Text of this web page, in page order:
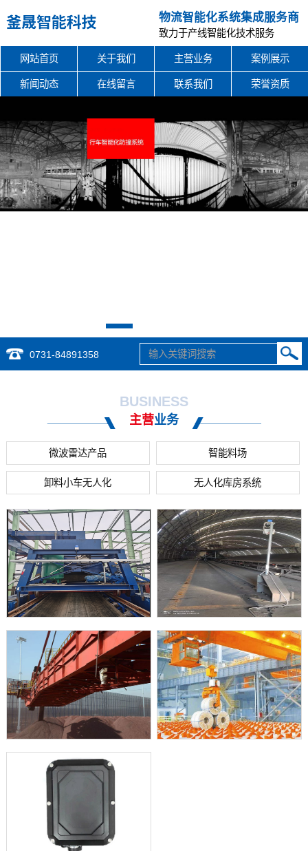
物流智能化系统集成服务商
致力于产线智能化技术服务
网站首页 关于我们 主营业务 案例展示
新闻动态 在线留言 联系我们 荣誉资质
0731-84891358
BUSINESS
主营业务
微波雷达产品 智能料场
卸料小车无人化 无人化库房系统